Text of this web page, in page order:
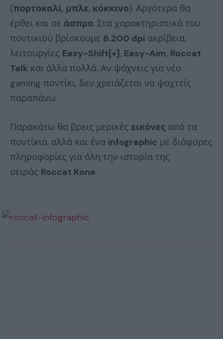
(πορτοκαλί, μπλε, κόκκινο). Αργότερα θα
έρθει και σε άσπρο. Στα χαρακτηριστικά του
ποντικιού βρίσκουμε 8.200 dpi ακρίβεια,
λειτουργίες Easy-Shift[+], Easy-Aim, Roccat
Talk και άλλα πολλά. Αν ψάχνεις για νέο
gaming ποντίκι, δεν χρειάζεται να ψαχτείς
παραπάνω.
Παρακάτω θα βρεις μερικές εικόνες από τα
ποντίκια, αλλά και ένα infographic με διάφορες
πληροφορίες για όλη την ιστορία της
σειράς Roccat Kone.